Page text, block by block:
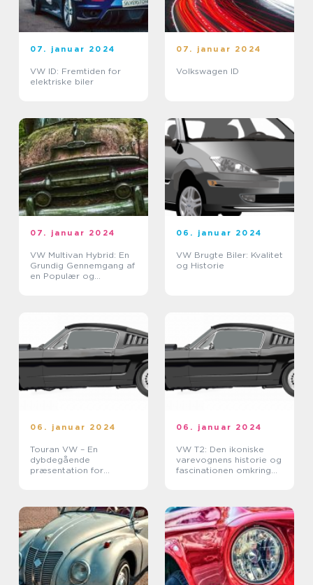
07. januar 2024
VW ID: Fremtiden for
elektriske biler
07. januar 2024
Volkswagen ID
07. januar 2024
VW Multivan Hybrid: En
Grundig Gennemgang af
en Populær og
06. januar 2024
VW Brugte Biler: Kvalitet
og Historie
06. januar 2024
Touran VW – En
dybdegående
præsentation for
06. januar 2024
VW T2: Den ikoniske
varevognens historie og
fascinationen omkring